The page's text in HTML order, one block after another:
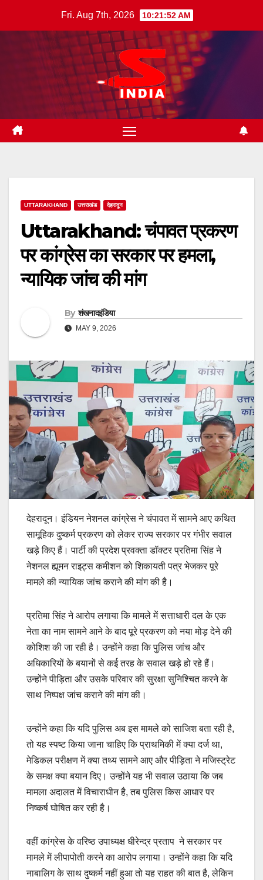
Fri. Aug 7th, 2026 10:21:54 AM
UTTARAKHAND उत्तराखंड देहरादून
Uttarakhand: चंपावत प्रकरण
पर कांग्रेस का सरकार पर हमला,
न्यायिक जांच की मांग
By शंखनादइंडिया
MAY 9, 2026
देहरादून। इंडियन नेशनल कांग्रेस ने चंपावत में सामने आए कथित
सामूहिक दुष्कर्म प्रकरण को लेकर राज्य सरकार पर गंभीर सवाल
खड़े किए हैं। पार्टी की प्रदेश प्रवक्ता डॉक्टर प्रतिमा सिंह ने
नेशनल ह्यूमन राइट्स कमीशन को शिकायती पत्र भेजकर पूरे
मामले की न्यायिक जांच कराने की मांग की है।
प्रतिमा सिंह ने आरोप लगाया कि मामले में सत्ताधारी दल के एक
नेता का नाम सामने आने के बाद पूरे प्रकरण को नया मोड़ देने की
कोशिश की जा रही है। उन्होंने कहा कि पुलिस जांच और
अधिकारियों के बयानों से कई तरह के सवाल खड़े हो रहे हैं।
उन्होंने पीड़िता और उसके परिवार की सुरक्षा सुनिश्चित करने के
साथ निष्पक्ष जांच कराने की मांग की।
उन्होंने कहा कि यदि पुलिस अब इस मामले को साजिश बता रही है,
तो यह स्पष्ट किया जाना चाहिए कि प्राथमिकी में क्या दर्ज था,
मेडिकल परीक्षण में क्या तथ्य सामने आए और पीड़िता ने मजिस्ट्रेट
के समक्ष क्या बयान दिए। उन्होंने यह भी सवाल उठाया कि जब
मामला अदालत में विचाराधीन है, तब पुलिस किस आधार पर
निष्कर्ष घोषित कर रही है।
वहीं कांग्रेस के वरिष्ठ उपाध्यक्ष धीरेन्द्र प्रताप ने सरकार पर
मामले में लीपापोती करने का आरोप लगाया। उन्होंने कहा कि यदि
नाबालिग के साथ दुष्कर्म नहीं हुआ तो यह राहत की बात है, लेकिन